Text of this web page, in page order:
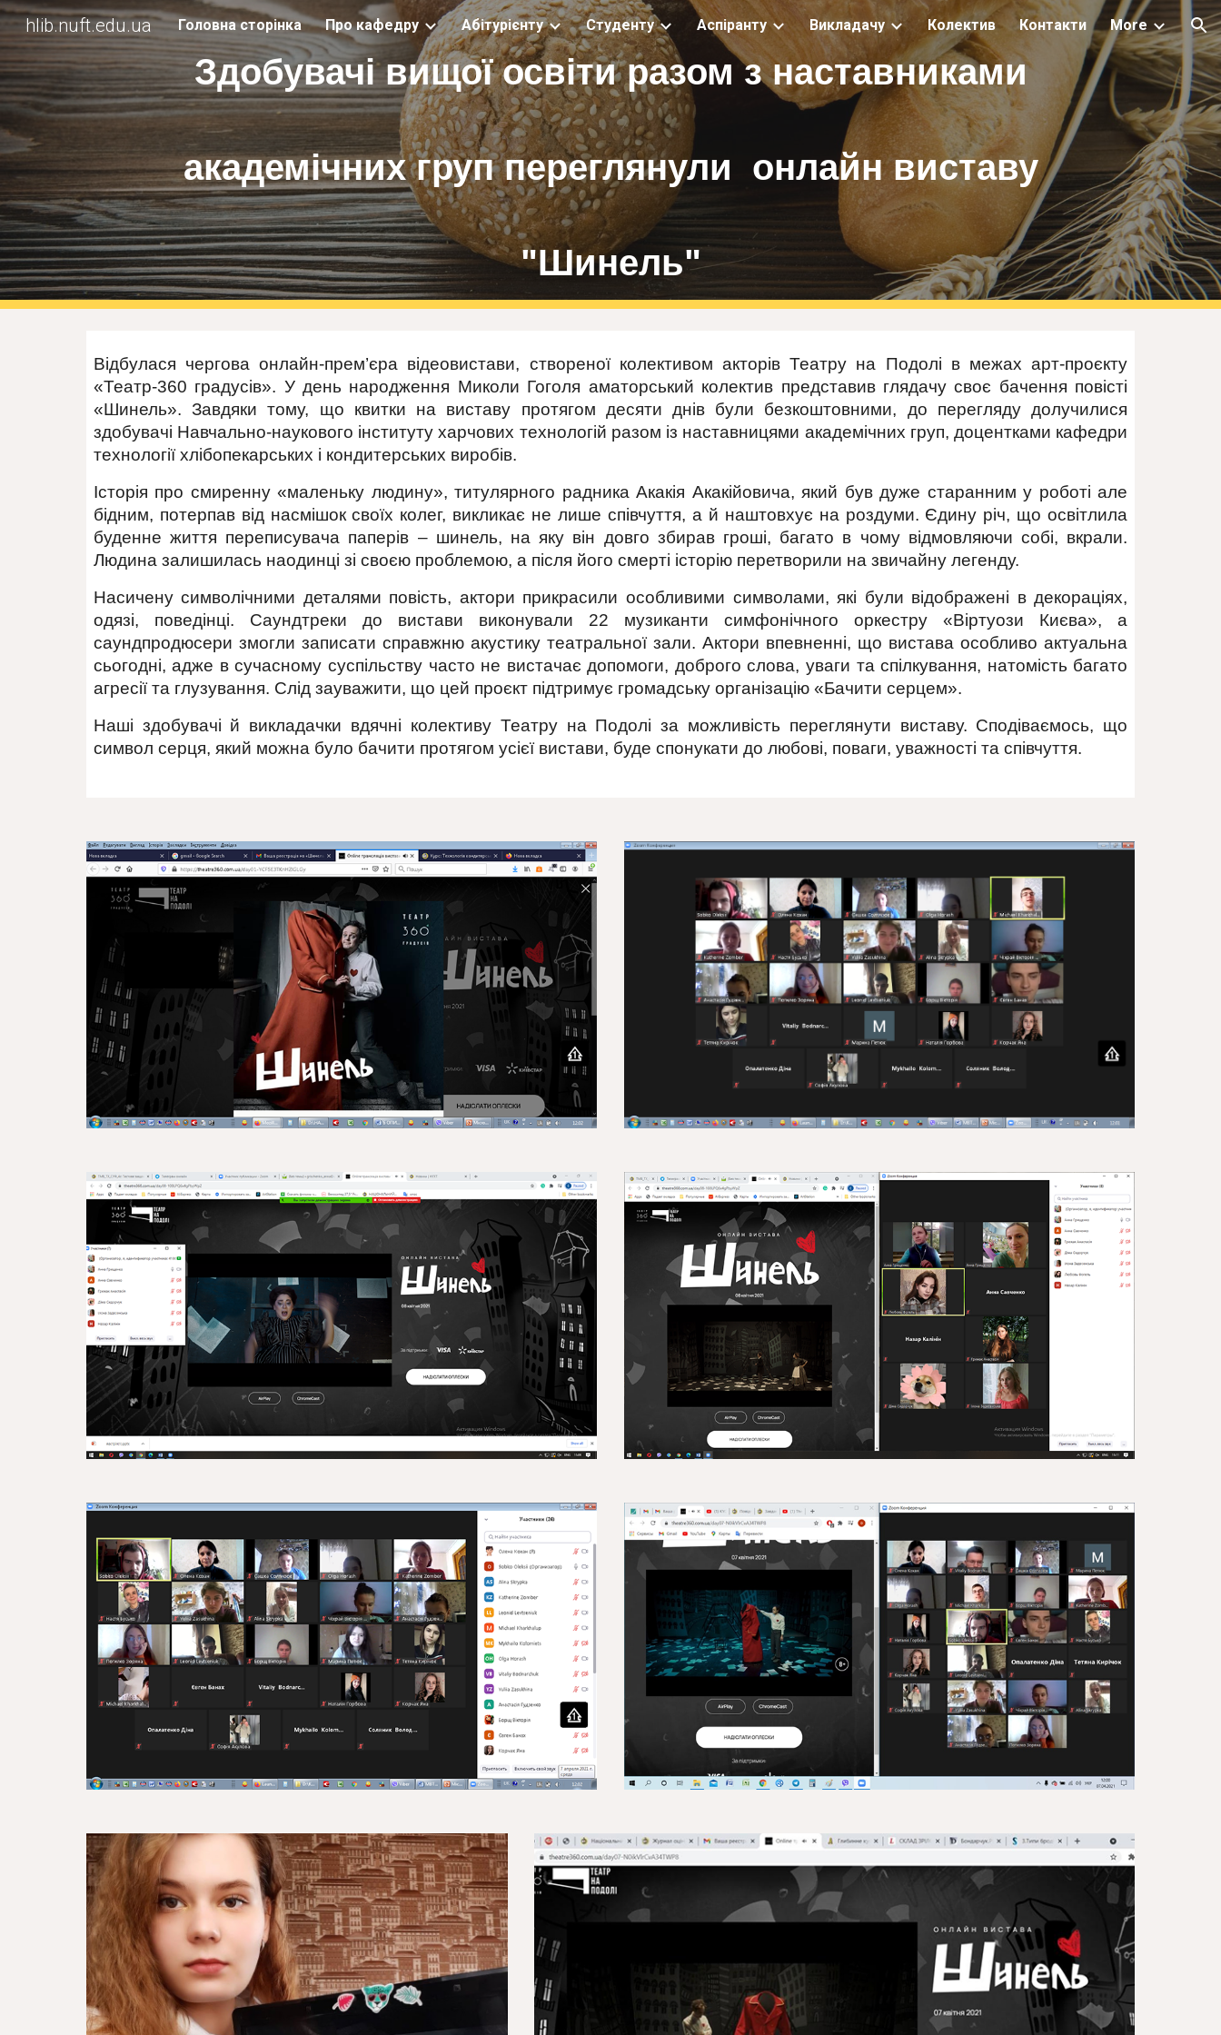
Skip to main content Skip to navigation
hlib.nuft.edu.ua Головна сторінка Про кафедру Абітурієнту Студенту Аспіранту Викладачу Колектив Контакти More
Здобувачі вищої освіти разом з наставниками
академічних груп переглянули онлайн виставу
"Шинель"
Відбулася чергова онлайн-прем’єра відеовистави, створеної колективом акторів Театру на Подолі в межах арт-проєкту
«Театр-360 градусів». У день народження Миколи Гоголя аматорський колектив представив глядачу своє бачення повісті
«Шинель». Завдяки тому, що квитки на виставу протягом десяти днів були безкоштовними, до перегляду долучилися
здобувачі Навчально-наукового інституту харчових технологій разом із наставницями академічних груп, доцентками кафедри
технології хлібопекарських і кондитерських виробів.
Історія про смиренну «маленьку людину», титулярного радника Акакія Акакійовича, який був дуже старанним у роботі але
бідним, потерпав від насмішок своїх колег, викликає не лише співчуття, а й наштовхує на роздуми. Єдину річ, що освітлила
буденне життя переписувача паперів – шинель, на яку він довго збирав гроші, багато в чому відмовляючи собі, вкрали.
Людина залишилась наодинці зі своєю проблемою, а після його смерті історію перетворили на звичайну легенду.
Насичену символічними деталями повість, актори прикрасили особливими символами, які були відображені в декораціях,
одязі, поведінці. Саундтреки до вистави виконували 22 музиканти симфонічного оркестру «Віртуози Києва», а
саундпродюсери змогли записати справжню акустику театральної зали. Актори впевненні, що вистава особливо актуальна
сьогодні, адже в сучасному суспільству часто не вистачає допомоги, доброго слова, уваги та спілкування, натомість багато
агресії та глузування. Слід зауважити, що цей проєкт підтримує громадську організацію «Бачити серцем».
Наші здобувачі й викладачки вдячні колективу Театру на Подолі за можливість переглянути виставу. Сподіваємось, що
символ серця, який можна було бачити протягом усієї вистави, буде спонукати до любові, поваги, уважності та співчуття.